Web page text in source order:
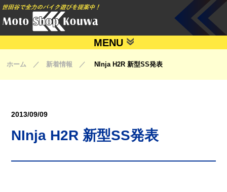
MENU
ホーム ／ 新着情報 ／ NInja H2R 新型SS発表
2013/09/09
NInja H2R 新型SS発表